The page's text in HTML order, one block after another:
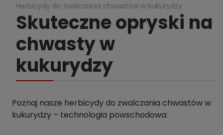
Herbicydy do zwalczania chwastów w kukurydzy
Skuteczne opryski na
chwasty w
kukurydzy
Poznaj nasze herbicydy do zwalczania chwastów w
kukurydzy – technologia powschodowa: